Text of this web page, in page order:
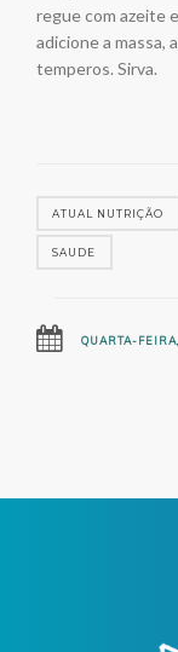
regue com azeite
adicione a massa,
temperos. Sirva.
ATUAL NUTRIÇÃO
SAUDE
QUARTA-